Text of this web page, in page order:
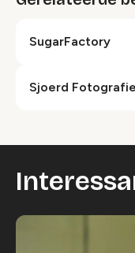
SugarFactory
Sjoerd Fotografie